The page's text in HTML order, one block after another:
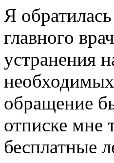
Я
главного
устранения
обращение
отписке мне
бесплатные